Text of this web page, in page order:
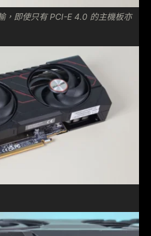
，即使只有 PCI-E 4.0 的主機板亦